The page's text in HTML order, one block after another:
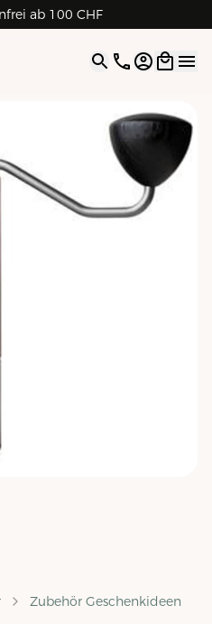
ab 100 CHF
4.9| 5.0 Google
Open
Zubehör Geschenkideen